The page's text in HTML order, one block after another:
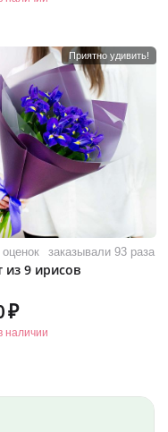
Приятно удивить!
оценок заказывали 93 раза
из 9 ирисов
наличии